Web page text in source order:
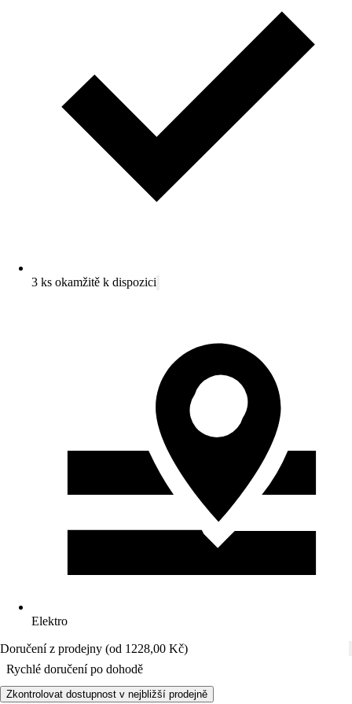
3 ks okamžitě k dispozici
Elektro
Doručení z prodejny (od 1228,00 Kč)
Rychlé doručení po dohodě
Zkontrolovat dostupnost v nejbližší prodejně